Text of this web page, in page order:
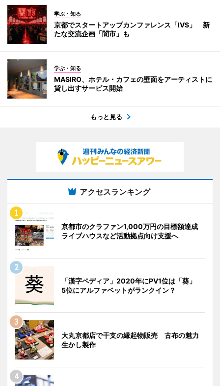
学ぶ・知る
京都でスタートアップカンファレンス「IVS」 新
たな交流企画「闇市」も
学ぶ・知る
MASIRO、ホテル・カフェの壁面をアーティストに
貸し出すサービス開始
もっと見る
アクセスランキング
京都市のクラファン1,000万円の目標額達成
ライブハウスなど活動拠点向け支援へ
「漢字ペディア」2020年にPV1位は「葵」
5位にアルファベットがランクイン？
大丸京都店で干支の縁起物販売 古布の魅力
生かし製作